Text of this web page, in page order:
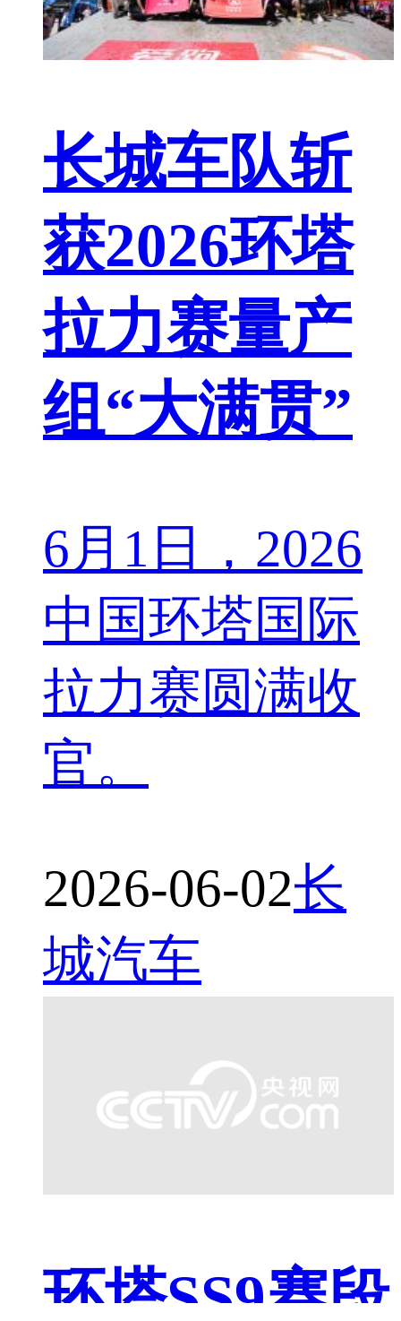
长城车队斩
获2026环塔
拉力赛量产
组“大满贯”
6月1日，2026
中国环塔国际
拉力赛圆满收
官。
2026-06-02长
城汽车
环塔SS9赛段